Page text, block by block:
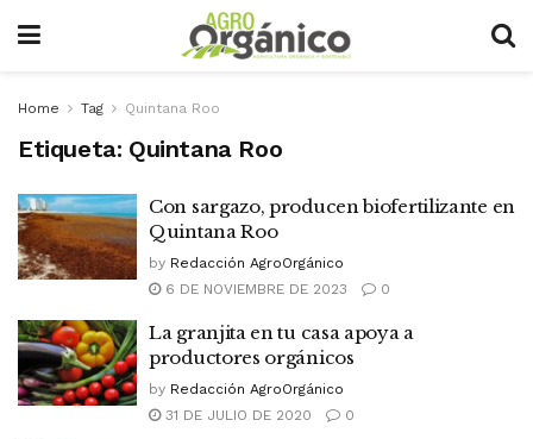
Home Tag Quintana Roo
Etiqueta: Quintana Roo
Con sargazo, producen biofertilizante en
Quintana Roo
by Redacción AgroOrgánico
6 DE NOVIEMBRE DE 2023
0
La granjita en tu casa apoya a
productores orgánicos
by Redacción AgroOrgánico
31 DE JULIO DE 2020
0